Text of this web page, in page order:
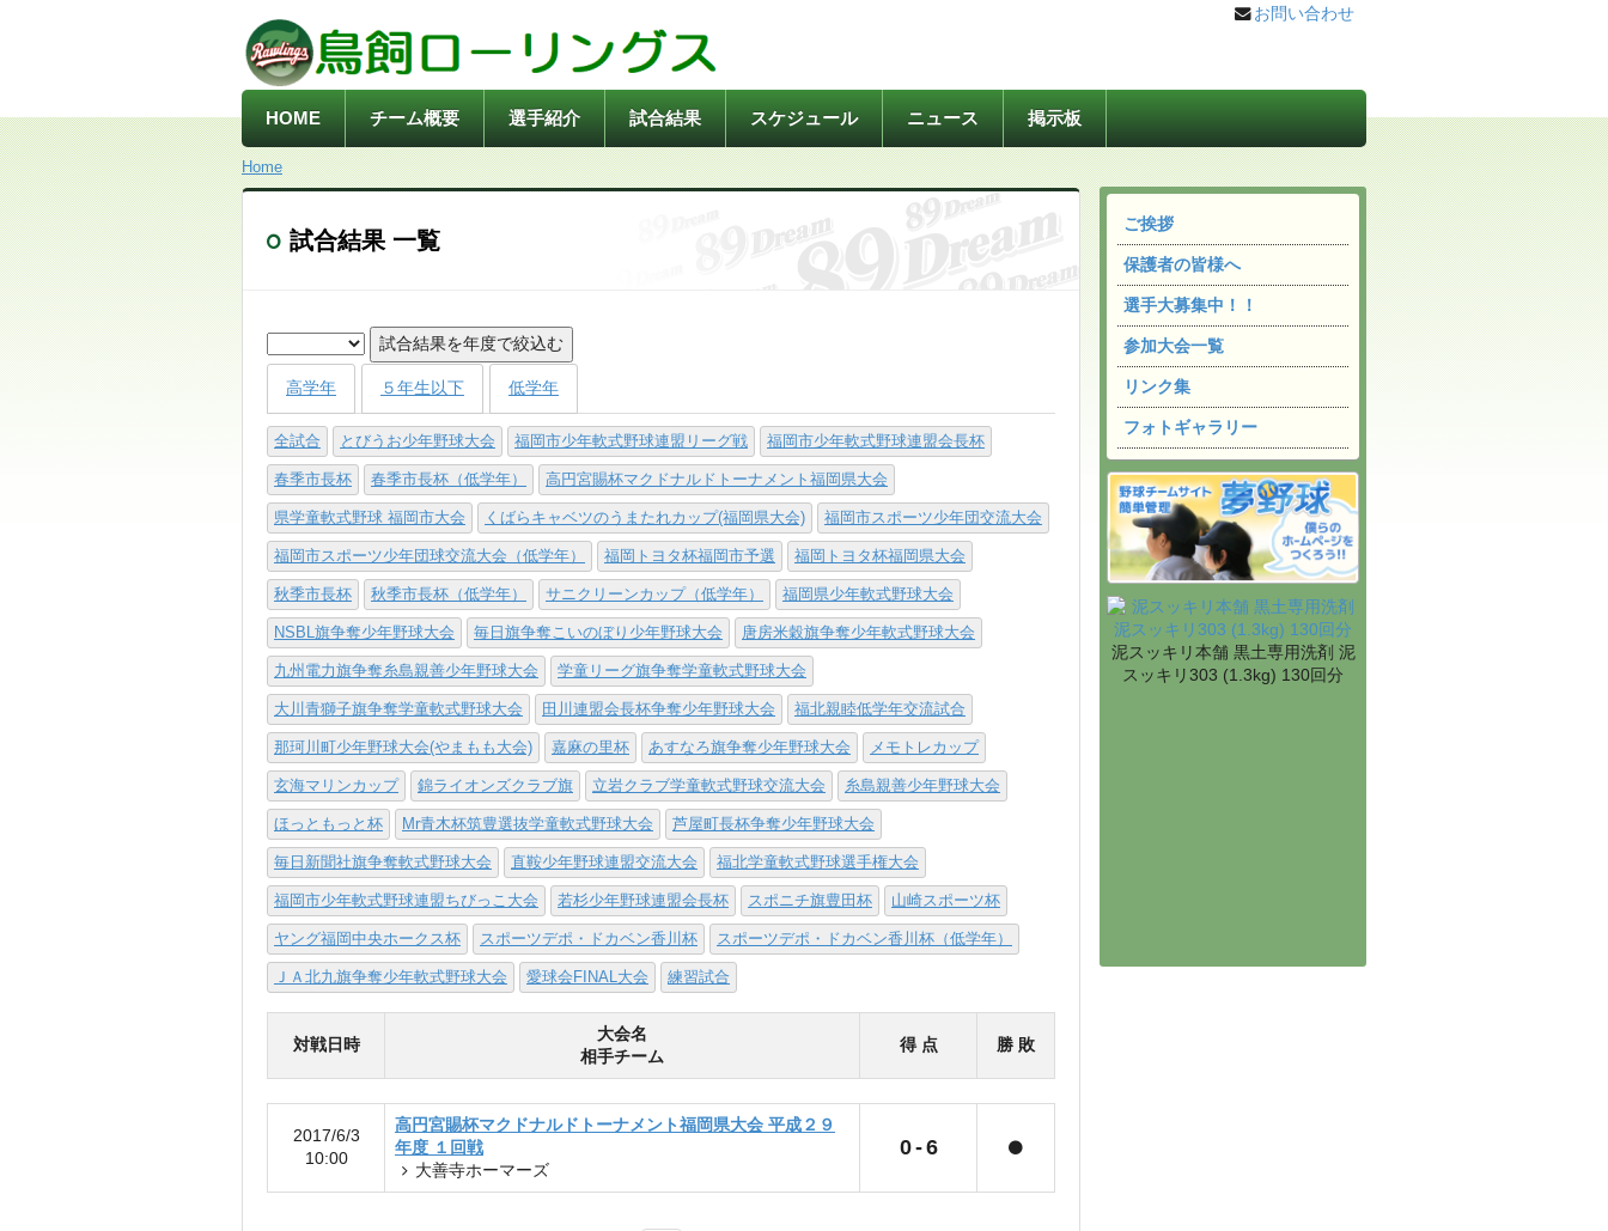
お問い合わせ
HOME チーム概要 選手紹介 試合結果 スケジュール ニュース 掲示板
ご挨拶
保護者の皆様へ
選手大募集中！！
参加大会一覧
リンク集
フォトギャラリー
泥スッキリ本舗 黒土専用洗剤 泥
スッキリ303 (1.3kg) 130回分
Home
試合結果 一覧
試合結果を年度で絞込む
高学年 ５年生以下 低学年
全試合 とびうお少年野球大会 福岡市少年軟式野球連盟リーグ戦 福岡市少年軟式野球連盟会長杯
春季市長杯 春季市長杯（低学年） 高円宮賜杯マクドナルドトーナメント福岡県大会
県学童軟式野球 福岡市大会 くばらキャベツのうまたれカップ(福岡県大会) 福岡市スポーツ少年団交流大会
福岡市スポーツ少年団球交流大会（低学年） 福岡トヨタ杯福岡市予選 福岡トヨタ杯福岡県大会
秋季市長杯 秋季市長杯（低学年） サニクリーンカップ（低学年） 福岡県少年軟式野球大会
NSBL旗争奪少年野球大会 毎日旗争奪こいのぼり少年野球大会 唐房米穀旗争奪少年軟式野球大会
九州電力旗争奪糸島親善少年野球大会 学童リーグ旗争奪学童軟式野球大会
大川青獅子旗争奪学童軟式野球大会 田川連盟会長杯争奪少年野球大会 福北親睦低学年交流試合
那珂川町少年野球大会(やまもも大会) 嘉麻の里杯 あすなろ旗争奪少年野球大会 メモトレカップ
玄海マリンカップ 錦ライオンズクラブ旗 立岩クラブ学童軟式野球交流大会 糸島親善少年野球大会
ほっともっと杯 Mr青木杯筑豊選抜学童軟式野球大会 芦屋町長杯争奪少年野球大会
毎日新聞社旗争奪軟式野球大会 直鞍少年野球連盟交流大会 福北学童軟式野球選手権大会
福岡市少年軟式野球連盟ちびっこ大会 若杉少年野球連盟会長杯 スポニチ旗豊田杯 山崎スポーツ杯
ヤング福岡中央ホークス杯 スポーツデポ・ドカベン香川杯 スポーツデポ・ドカベン香川杯（低学年）
ＪＡ北九旗争奪少年軟式野球大会 愛球会FINAL大会 練習試合
対戦日時
大会名
相手チーム
得 点 勝 敗
2017/6/3
10:00
高円宮賜杯マクドナルドトーナメント福岡県大会 平成２９
年度 １回戦
大善寺ホーマーズ
0-6